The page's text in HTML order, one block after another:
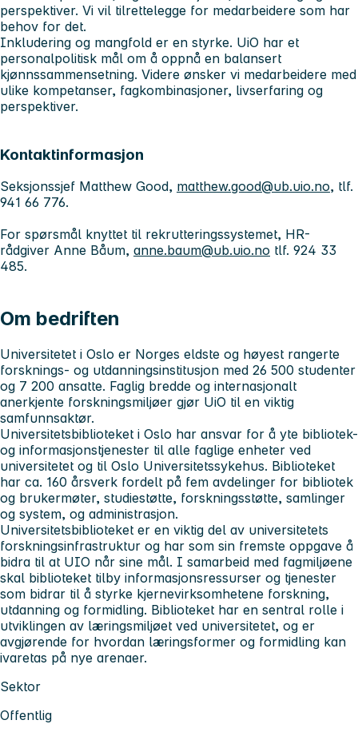
perspektiver. Vi vil tilrettelegge for medarbeidere som har
behov for det.
Inkludering og mangfold er en styrke. UiO har et
personalpolitisk mål om å oppnå en balansert
kjønnssammensetning. Videre ønsker vi medarbeidere med
ulike kompetanser, fagkombinasjoner, livserfaring og
perspektiver.
Kontaktinformasjon
Seksjonssjef Matthew Good, matthew.good@ub.uio.no, tlf.
941 66 776.
For spørsmål knyttet til rekrutteringssystemet, HR-
rådgiver Anne Båum, anne.baum@ub.uio.no tlf. 924 33
485.
Om bedriften
Universitetet i Oslo er Norges eldste og høyest rangerte
forsknings- og utdanningsinstitusjon med 26 500 studenter
og 7 200 ansatte. Faglig bredde og internasjonalt
anerkjente forskningsmiljøer gjør UiO til en viktig
samfunnsaktør.
Universitetsbiblioteket i Oslo har ansvar for å yte bibliotek-
og informasjonstjenester til alle faglige enheter ved
universitetet og til Oslo Universitetssykehus. Biblioteket
har ca. 160 årsverk fordelt på fem avdelinger for bibliotek
og brukermøter, studiestøtte, forskningsstøtte, samlinger
og system, og administrasjon.
Universitetsbiblioteket er en viktig del av universitetets
forskningsinfrastruktur og har som sin fremste oppgave å
bidra til at UIO når sine mål. I samarbeid med fagmiljøene
skal biblioteket tilby informasjonsressurser og tjenester
som bidrar til å styrke kjernevirksomhetene forskning,
utdanning og formidling. Biblioteket har en sentral rolle i
utviklingen av læringsmiljøet ved universitetet, og er
avgjørende for hvordan læringsformer og formidling kan
ivaretas på nye arenaer.
Sektor
Offentlig